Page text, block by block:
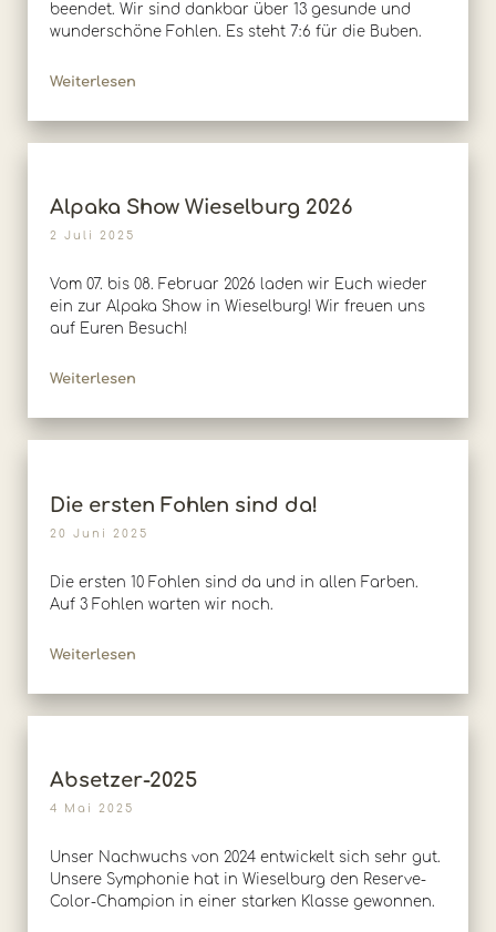
beendet. Wir sind dankbar über 13 gesunde und
wunderschöne Fohlen. Es steht 7:6 für die Buben.
Weiterlesen
Alpaka Show Wieselburg 2026
2 Juli 2025
Vom 07. bis 08. Februar 2026 laden wir Euch wieder
ein zur Alpaka Show in Wieselburg! Wir freuen uns
auf Euren Besuch!
Weiterlesen
Die ersten Fohlen sind da!
20 Juni 2025
Die ersten 10 Fohlen sind da und in allen Farben.
Auf 3 Fohlen warten wir noch.
Weiterlesen
Absetzer-2025
4 Mai 2025
Unser Nachwuchs von 2024 entwickelt sich sehr gut.
Unsere Symphonie hat in Wieselburg den Reserve-
Color-Champion in einer starken Klasse gewonnen.